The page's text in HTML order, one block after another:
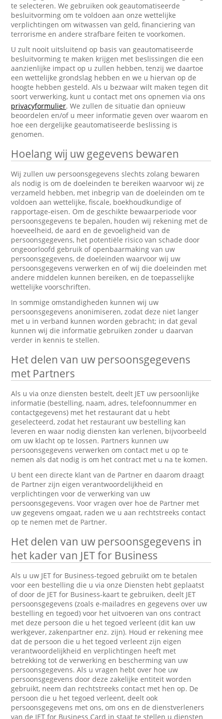
te selecteren. We gebruiken ook geautomatiseerde
besluitvorming om te voldoen aan onze wettelijke
verplichtingen om witwassen van geld, financiering van
terrorisme en andere strafbare feiten te voorkomen.
U zult nooit uitsluitend op basis van geautomatiseerde
besluitvorming te maken krijgen met beslissingen die een
aanzienlijke impact op u zullen hebben, tenzij we daartoe
een wettelijke grondslag hebben en we u hiervan op de
hoogte hebben gesteld. Als u bezwaar wilt maken tegen dit
soort verwerking, kunt u contact met ons opnemen via ons
privacyformulier. We zullen de situatie dan opnieuw
beoordelen en/of u meer informatie geven over waarom en
hoe een dergelijke geautomatiseerde beslissing is
genomen.
Hoelang wij uw gegevens bewaren
Wij zullen uw persoonsgegevens slechts zolang bewaren
als nodig is om de doeleinden te bereiken waarvoor wij ze
verzameld hebben, met inbegrip van de doeleinden om te
voldoen aan wettelijke, fiscale, boekhoudkundige of
rapportage-eisen. Om de geschikte bewaarperiode voor
persoonsgegevens te bepalen, houden wij rekening met de
hoeveelheid, de aard en de gevoeligheid van de
persoonsgegevens, het potentiële risico van schade door
ongeoorloofd gebruik of openbaarmaking van uw
persoonsgegevens, de doeleinden waarvoor wij uw
persoonsgegevens verwerken en of wij die doeleinden met
andere middelen kunnen bereiken, en de toepasselijke
wettelijke voorschriften.
In sommige omstandigheden kunnen wij uw
persoonsgegevens anonimiseren, zodat deze niet langer
met u in verband kunnen worden gebracht; in dat geval
kunnen wij die informatie gebruiken zonder u daarvan
verder in kennis te stellen.
Het delen van uw persoonsgegevens
met Partners
Als u via onze diensten bestelt, deelt JET uw persoonlijke
informatie (bestelling, naam, adres, telefoonnummer en
contactgegevens) met het restaurant dat u hebt
geselecteerd, zodat het restaurant uw bestelling kan
leveren en waar nodig diensten kan verlenen, bijvoorbeeld
om uw klacht op te lossen. Partners kunnen uw
persoonsgegevens verwerken om contact met u op te
nemen als dat nodig is om het contract met u na te komen.
U bent een directe klant van de Partner en daarom draagt
de Partner zijn eigen verantwoordelijkheid en
verplichtingen voor de verwerking van uw
persoonsgegevens. Voor vragen over hoe de Partner met
uw gegevens omgaat, raden we u aan rechtstreeks contact
op te nemen met de Partner.
Het delen van uw persoonsgegevens in
het kader van JET for Business
Als u uw JET for Business-tegoed gebruikt om te betalen
voor een bestelling die u via onze Diensten hebt geplaatst
of door de JET for Business-kaart te gebruiken, deelt JET
persoonsgegevens (zoals e-mailadres en gegevens over uw
bestelling en tegoed) voor het uitvoeren van ons contract
met deze persoon die u het tegoed verleent (dit kan uw
werkgever, zakenpartner enz. zijn). Houd er rekening mee
dat de persoon die u het tegoed verleent zijn eigen
verantwoordelijkheid en verplichtingen heeft met
betrekking tot de verwerking en bescherming van uw
persoonsgegevens. Als u vragen hebt over hoe uw
persoonsgegevens door deze zakelijke entiteit worden
gebruikt, neem dan rechtstreeks contact met hen op. De
persoon die u het tegoed verleent, deelt ook
persoonsgegevens met ons, om ons en de dienstverleners
van de JET for Business Card in staat te stellen u diensten